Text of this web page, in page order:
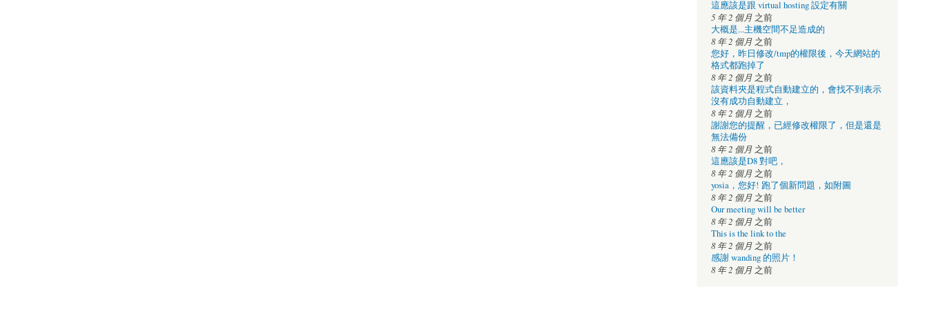
這應該是跟 virtual hosting 設定有關
5 年 2 個月之前
大概是...主機空間不足造成的
8 年 2 個月之前
您好，昨日修改/tmp的權限後，今天網站的
格式都跑掉了
8 年 2 個月之前
該資料夾是程式自動建立的，會找不到表示
沒有成功自動建立，
8 年 2 個月之前
謝謝您的提醒，已經修改權限了，但是還是
無法備份
8 年 2 個月之前
這應該是D8 對吧，
8 年 2 個月之前
yosia，您好! 跑了個新問題，如附圖
8 年 2 個月之前
Our meeting will be better
8 年 2 個月之前
This is the link to the
8 年 2 個月之前
感謝 wanding 的照片！
8 年 2 個月之前